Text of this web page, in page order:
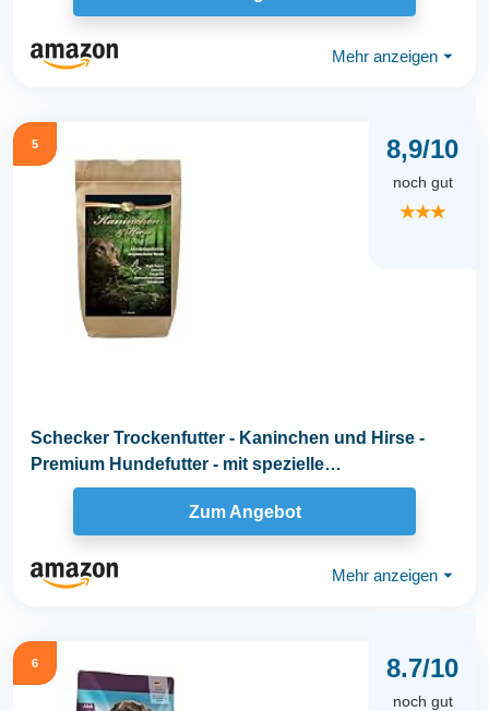
Mehr anzeigen ⏷
5 8,9/10
noch gut
★★★
Schecker Trockenfutter - Kaninchen und Hirse -
Premium Hundefutter - mit spezielle
Kräutermischung...
Zum Angebot
Mehr anzeigen ⏷
6 8.7/10
noch gut